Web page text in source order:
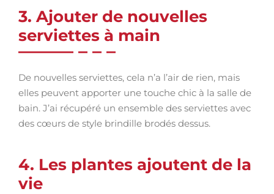
3. Ajouter de nouvelles
serviettes à main
De nouvelles serviettes, cela n’a l’air de rien, mais
elles peuvent apporter une touche chic à la salle de
bain. J’ai récupéré un ensemble des serviettes avec
des cœurs de style brindille brodés dessus.
4. Les plantes ajoutent de la
vie